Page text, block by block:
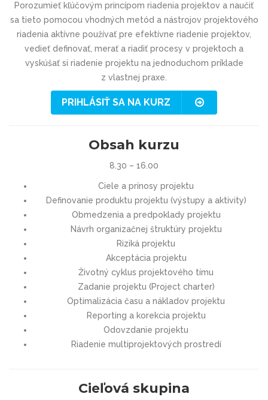
Porozumieť kľúčovým princípom riadenia projektov a naučiť
sa tieto pomocou vhodných metód a nástrojov projektového
riadenia aktívne používať pre efektívne riadenie projektov,
vedieť definovať, merať a riadiť procesy v projektoch a
vyskúšať si riadenie projektu na jednoduchom príklade
z vlastnej praxe.
PRIHLÁSIŤ SA NA KURZ
Obsah kurzu
8.30 – 16.00
Ciele a prínosy projektu
Definovanie produktu projektu (výstupy a aktivity)
Obmedzenia a predpoklady projektu
Návrh organizačnej štruktúry projektu
Riziká projektu
Akceptácia projektu
Životný cyklus projektového tímu
Zadanie projektu (Project charter)
Optimalizácia času a nákladov projektu
Reporting a korekcia projektu
Odovzdanie projektu
Riadenie multiprojektových prostredí
Cieľová skupina